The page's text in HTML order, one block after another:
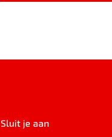
Sluit je aan